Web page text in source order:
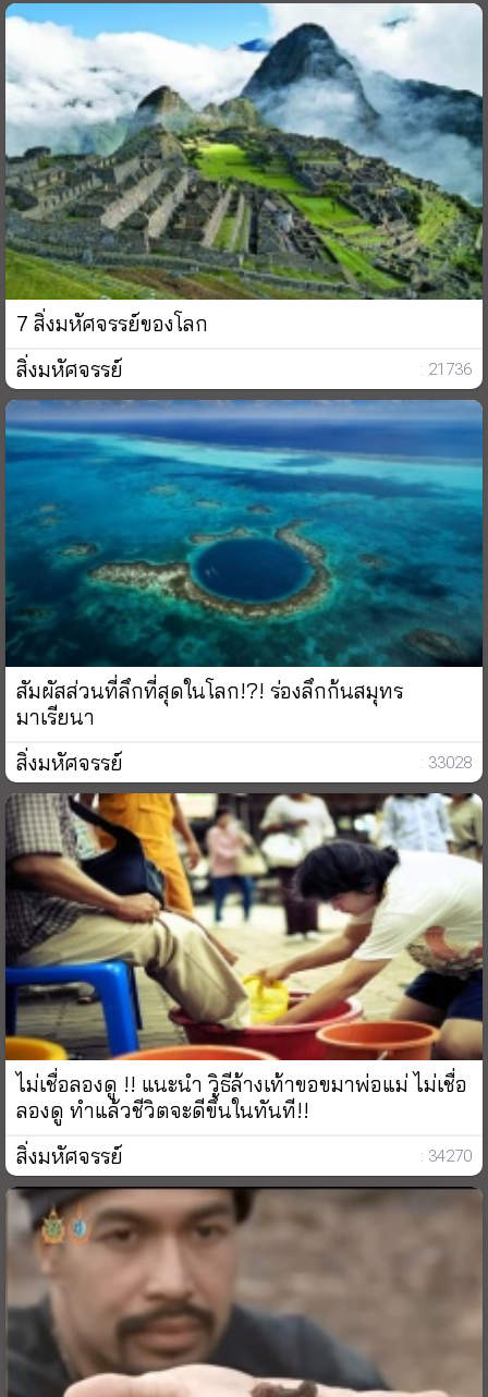
7 สิ่งมหัศจรรย์ของโลก
สิ่งมหัศจรรย์
: 21736
สัมผัสส่วนที่ลึกที่สุดในโลก!?! ร่องลึกก้นสมุทร
มาเรียนา
สิ่งมหัศจรรย์
: 33028
ไม่เชื่อลองดู !! แนะนำ วิธีล้างเท้าขอขมาพ่อแม่ ไม่เชื่อ
ลองดู ทำแล้วชีวิตจะดีขึ้นในทันที!!
สิ่งมหัศจรรย์
: 34270